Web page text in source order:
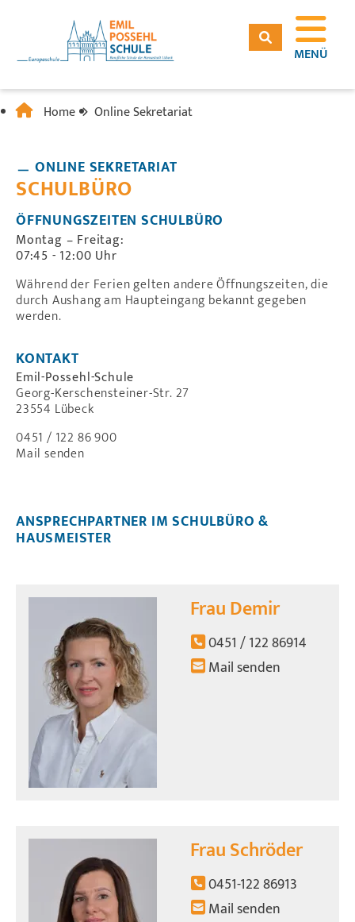
MENÜ
Home Online Sekretariat
ONLINE SEKRETARIAT
SCHULBÜRO
ÖFFNUNGSZEITEN SCHULBÜRO
Montag – Freitag:
07:45 - 12:00 Uhr
Während der Ferien gelten andere Öffnungszeiten, die
durch Aushang am Haupteingang bekannt gegeben
werden.
KONTAKT
Emil-Possehl-Schule
Georg-Kerschensteiner-Str. 27
23554 Lübeck
0451 / 122 86 900
Mail senden
ANSPRECHPARTNER IM SCHULBÜRO &
HAUSMEISTER
Frau Demir
0451 / 122 86914
Mail senden
Frau Schröder
0451-122 86913
Mail senden